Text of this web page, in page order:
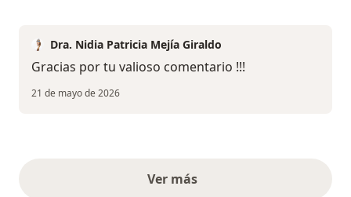
Dra. Nidia Patricia Mejía Giraldo
Gracias por tu valioso comentario !!!
21 de mayo de 2026
Ver másopiniones anteriores